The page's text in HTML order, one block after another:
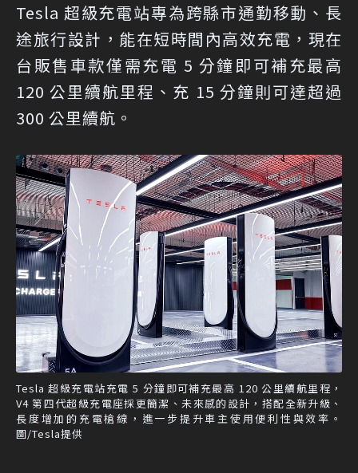
Tesla 超級充電站專為跨縣市通勤移動、長
途旅行設計，能在短時間內高效充電，現在
台販售車款僅需充電 5 分鐘即可補充最高
120 公里續航里程、充 15 分鐘則可達超過
300 公里續航。
Tesla 超級充電站充電 5 分鐘即可補充最高 120 公里續航里程，
V4 第四代超級充電座採更簡潔、未來感的設計，搭配全新升級、
長度增加的充電槍線，進一步提升車主使用便利性與效率。
圖/Tesla提供